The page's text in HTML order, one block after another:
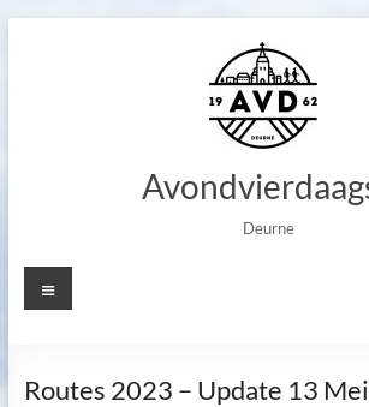
Deurne
Menu
Routes 2023 – Update 13 Mei